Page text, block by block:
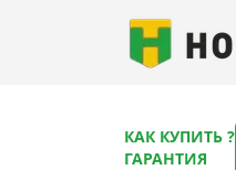
КАК КУПИТЬ ?
ГАРАНТИЯ